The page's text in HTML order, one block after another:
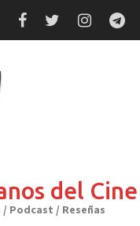
del Cine
/ Podcast / Reseñas